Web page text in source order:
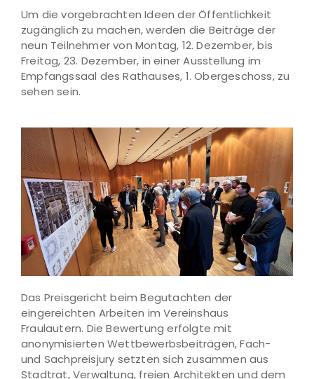
Um die vorgebrachten Ideen der Öffentlichkeit
zugänglich zu machen, werden die Beiträge der
neun Teilnehmer von Montag, 12. Dezember, bis
Freitag, 23. Dezember, in einer Ausstellung im
Empfangssaal des Rathauses, 1. Obergeschoss, zu
sehen sein.
Das Preisgericht beim Begutachten der
eingereichten Arbeiten im Vereinshaus
Fraulautern. Die Bewertung erfolgte mit
anonymisierten Wettbewerbsbeiträgen, Fach-
und Sachpreisjury setzten sich zusammen aus
Stadtrat, Verwaltung, freien Architekten und dem